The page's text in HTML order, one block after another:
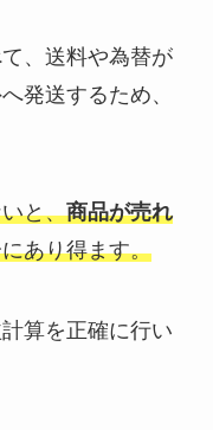
、送料や為替が
発送するため、
と、商品が売れ
あり得ます。
算を正確に行い